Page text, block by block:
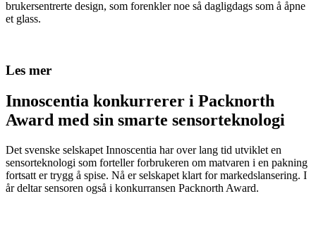
brukersentrerte design, som forenkler noe så dagligdags som å åpne
et glass.
Les mer
Innoscentia konkurrerer i Packnorth
Award med sin smarte sensorteknologi
Det svenske selskapet Innoscentia har over lang tid utviklet en
sensorteknologi som forteller forbrukeren om matvaren i en pakning
fortsatt er trygg å spise. Nå er selskapet klart for markedslansering. I
år deltar sensoren også i konkurransen Packnorth Award.